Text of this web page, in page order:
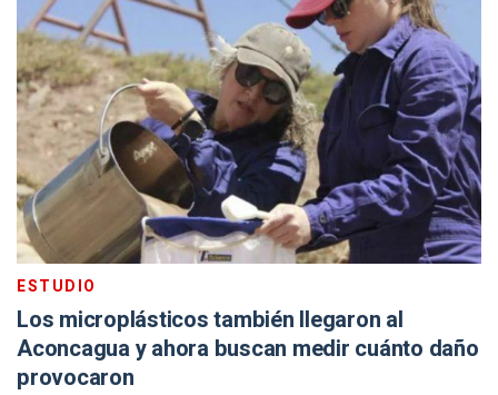
ESTUDIO
Los microplásticos también llegaron al
Aconcagua y ahora buscan medir cuánto daño
provocaron